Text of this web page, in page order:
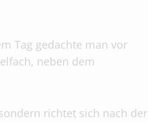
Tag gedachte man vor
neben dem
richtet sich nach der